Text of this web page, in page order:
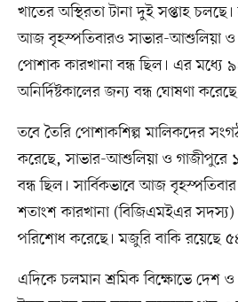
খাতের অস্থিরতা টানা দুই সপ্তাহ
আজ বৃহস্পতিবারও সাভার-আশুলিয়া ও
পোশাক কারখানা বন্ধ ছিল। এর মধ্যে
অনির্দিষ্টকালের জন্য বন্ধ ঘোষণা
তবে তৈরি পোশাকশিল্প মালিকদের
করেছে, সাভার-আশুলিয়া ও গাজীপুরে
বন্ধ ছিল। সার্বিকভাবে আজ
শতাংশ কারখানা (বিজিএমইএর
পরিশোধ করেছে। মজুরি বাকি রয়েছে
এদিকে চলমান শ্রমিক বিক্ষোভে দেশ ও